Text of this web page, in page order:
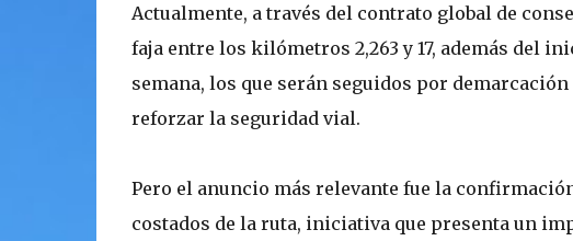
Actualmente, a través del contrato global de
faja entre los kilómetros 2,263 y 17, además del
semana, los que serán seguidos por
reforzar la seguridad vial.
Pero el anuncio más relevante fue la
costados de la ruta, iniciativa que presenta un